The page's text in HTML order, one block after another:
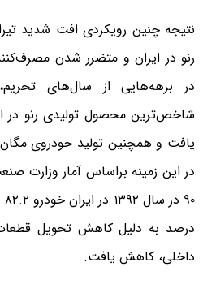
نتیجه چنین رویکردی افت شدید
رنو در ایران و متضرر شدن
شاخص‌ترین محصول تولیدی رنو در
یافت و همچنین تولید خودروی
در این زمینه براساس آمار وزارت
درصد به دلیل کاهش تحویل قطعات
داخلی، کاهش یافت.